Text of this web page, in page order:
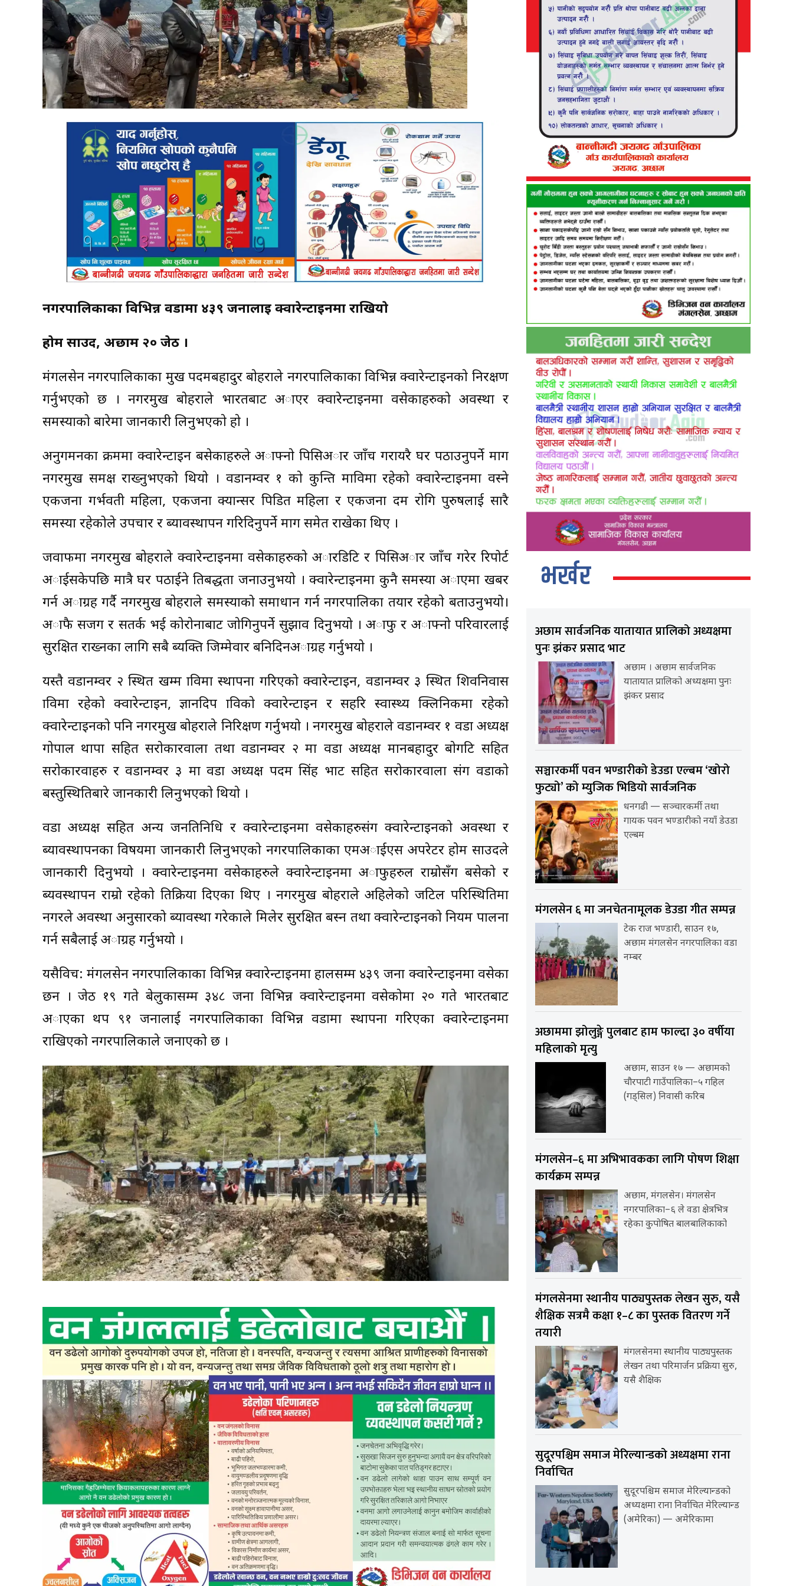
नगरपालिकाका विभिन्न वडामा ४३९ जनालाई क्वारेन्टाइनमा राखियाे
हाेम साउद, अछाम २० जेठ ।
मंगलसेन नगरपालिकाका प्रमुख पदमबहादुर बाेहराले नगरपालिकाका विभिन्न क्वारेन्टाइनकाे निरक्षण
गर्नुभएको छ । नगरप्रमुख बाेहराले भारतबाट अाएर क्वारेन्टाइनमा वसेकाहरुकाे अवस्था र
समस्याको बारेमा जानकारी लिनुभएकाे हाे ।
अनुगमनका क्रममा क्वारेन्टाइन बसेकाहरुले अाफ्नाे पिसिअार जाँच गरायरै घर पठाउनुपर्ने माग
नगरप्रमुख समक्ष राख्नुभएको थियाे । वडानम्वर १ काे कुन्ति माविमा रहेकाे क्वारेन्टाइनमा वस्ने
एकजना गर्भवती महिला, एकजना क्यान्सर पिडित महिला र एकजना दम राेगि पुरुषलाई सारै
समस्या रहेकोले उपचार र ब्यावस्थापन गरिदिनुपर्ने माग समेत राखेका थिए ।
जवाफमा नगरप्रमुख बाेहराले क्वारेन्टाइनमा वसेकाहरुकाे अारडिटि र पिसिअार जाँच गरेर रिपोर्ट
अाईसकेपछि मात्रै घर पठाईने प्रतिबद्धता जनाउनुभयाे । क्वारेन्टाइनमा कुनै समस्या अाएमा खबर
गर्न अाग्रह गर्दै नगरप्रमुख बाेहराले समस्याको समाधान गर्न नगरपालिका तयार रहेकाे बताउनुभयो।
अाफै सजग र सतर्क भई काेराेनाबाट जाेगिनुपर्ने सुझाव दिनुभयो । अाफु र अाफ्नाे परिवारलाई
सुरक्षित राख्नका लागि सबै ब्यक्ति जिम्मेवार बनिदिनअाग्रह गर्नुभयाे ।
यस्तै वडानम्वर २ स्थित खम्म प्राविमा स्थापना गरिएको क्वारेन्टाइन, वडानम्वर ३ स्थित शिवनिवास
प्राविमा रहेकाे क्वारेन्टाइन, ज्ञानदिप प्राविकाे क्वारेन्टाइन र सहरि स्वास्थ्य क्लिनिकमा रहेकाे
क्वारेन्टाइनकाे पनि नगरप्रमुख बाेहराले निरिक्षण गर्नुभयो । नगरप्रमुख बाेहराले वडानम्वर १ वडा अध्यक्ष
गाेपाल थापा सहित सराेकारवाला तथा वडानम्वर २ मा वडा अध्यक्ष मानबहादुर बाेगटि सहित
सराेकारवाहरु र वडानम्वर ३ मा वडा अध्यक्ष पदम सिंह भाट सहित सराेकारवाला संग वडाकाे
बस्तुस्थितिबारे जानकारी लिनुभएकाे थियाे ।
वडा अध्यक्ष सहित अन्य जनप्रतिनिधि र क्वारेन्टाइनमा वसेकाहरुसंग क्वारेन्टाइनकाे अवस्था र
ब्यावस्थापनका विषयमा जानकारी लिनुभएकाे नगरपालिकाका एमअाईएस अपरेटर हाेम साउदले
जानकारी दिनुभयो । क्वारेन्टाइनमा वसेकाहरुले क्वारेन्टाइनमा अाफुहरुल राम्रोसँग बसेकाे र
ब्यवस्थापन राम्रो रहेकाे प्रतिक्रिया दिएका थिए । नगरप्रमुख बाेहराले अहिलेकाे जटिल परिस्थितिमा
नगरले अवस्था अनुसारको ब्यावस्था गरेकाले मिलेर सुरक्षित बस्न तथा क्वारेन्टाइनकाे नियम पालना
गर्न सबैलाई अाग्रह गर्नुभयो ।
यसैविच: मंगलसेन नगरपालिकाका विभिन्न क्वारेन्टाइनमा हालसम्म ४३९ जना क्वारेन्टाइनमा वसेका
छन । जेठ १९ गते बेलुकासम्म ३४८ जना विभिन्न क्वारेन्टाइनमा वसेकाेमा २० गते भारतबाट
अाएका थप ९१ जनालाई नगरपालिकाका विभिन्न वडामा स्थापना गरिएका क्वारेन्टाइनमा
राखिएको नगरपालिकाले जनाएको छ ।
भर्खर
अछाम सार्वजनिक यातायात प्रालिको अध्यक्षमा
पुनः झंकर प्रसाद भाट
अछाम । अछाम सार्वजनिक
यातायात प्रालिको अध्यक्षमा पुनः
झंकर प्रसाद
सञ्चारकर्मी पवन भण्डारीको डेउडा एल्बम ‘खोरो
फुट्यो’ को म्युजिक भिडियो सार्वजनिक
धनगढी — सञ्चारकर्मी तथा
गायक पवन भण्डारीको नयाँ डेउडा
एल्बम
मंगलसेन ६ मा जनचेतनामूलक डेउडा गीत सम्पन्न
टेक राज भण्डारी, साउन १७,
अछाम मंगलसेन नगरपालिका वडा
नम्बर
अछाममा झोलुङ्गे पुलबाट हाम फाल्दा ३० वर्षीया
महिलाको मृत्यु
अछाम, साउन १७ — अछामको
चौरपाटी गाउँपालिका–५ गहिल
(गड्सिल) निवासी करिब
मंगलसेन–६ मा अभिभावकका लागि पोषण शिक्षा
कार्यक्रम सम्पन्न
अछाम, मंगलसेन। मंगलसेन
नगरपालिका–६ ले वडा क्षेत्रभित्र
रहेका कुपोषित बालबालिकाको
मंगलसेनमा स्थानीय पाठ्यपुस्तक लेखन सुरु, यसै
शैक्षिक सत्रमै कक्षा १–८ का पुस्तक वितरण गर्ने
तयारी
मंगलसेनमा स्थानीय पाठ्यपुस्तक
लेखन तथा परिमार्जन प्रक्रिया सुरु,
यसै शैक्षिक
सुदूरपश्चिम समाज मेरिल्यान्डको अध्यक्षमा राना
निर्वाचित
सुदूरपश्चिम समाज मेरिल्यान्डको
अध्यक्षमा राना निर्वाचित मेरिल्यान्ड
(अमेरिका) — अमेरिकामा